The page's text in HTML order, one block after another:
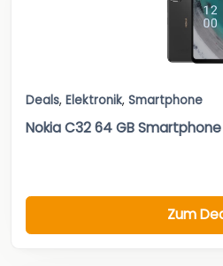
Deals, Elektronik, Smartphone
Nokia C32 64 GB Smartphone
Zum